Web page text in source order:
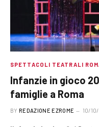
SPETTACOLI TEATRALI
Infanzie in gioco
famiglie a Roma
BY REDAZIONE EZROME 10/